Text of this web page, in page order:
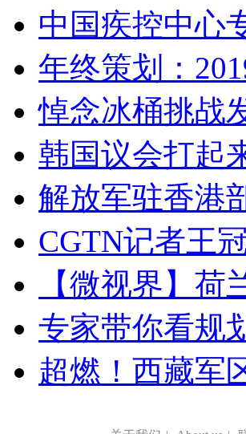
中国疾控中心
年终策划：
悼念冰桶挑战
韩国议会打起
解放军驻香港
CGTN记者王
【微视界】
专家带你看规
超燃！西藏军